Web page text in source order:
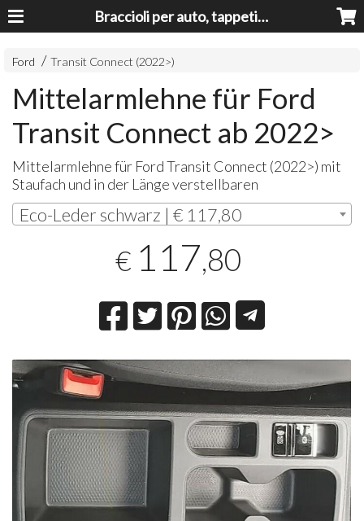
Braccioli per auto, tappeti auto, accessori auto MADE IN ITALY - Armrests, Mittelarmlehnen, Accoundoirs
Ford Transit Connect (2022>)
Mittelarmlehne für Ford
Transit Connect ab 2022>
Mittelarmlehne für Ford Transit Connect (2022>) mit
Staufach und in der Länge verstellbaren
Eco-Leder schwarz | € 117,80
€ 117,80